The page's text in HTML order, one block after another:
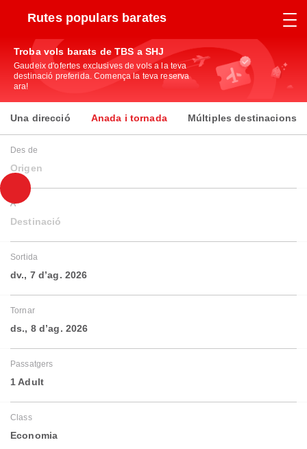
Rutes populars barates
Troba vols barats de TBS a SHJ
Gaudeix d'ofertes exclusives de vols a la teva
destinació preferida. Comença la teva reserva
ara!
Una direcció Anada i tornada Múltiples destinacions
Des de
Origen
A
Destinació
Sortida
dv., 7 d’ag. 2026
Tornar
ds., 8 d’ag. 2026
Passatgers
1 Adult
Class
Economia